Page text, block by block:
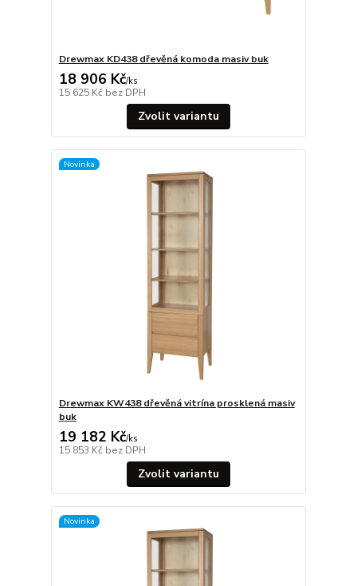
Drewmax KD438 dřevěná komoda masiv buk
18 906 Kč/ks
15 625 Kč bez DPH
Zvolit variantu
Novinka
Drewmax KW438 dřevěná vitrína prosklená masiv
buk
19 182 Kč/ks
15 853 Kč bez DPH
Zvolit variantu
Novinka